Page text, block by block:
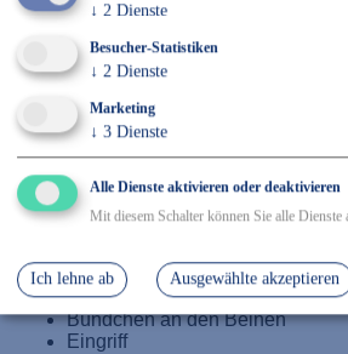
↓ 2 Dienste
Besucher-Statistiken
↓ 2 Dienste
Marketing
↓ 3 Dienste
Alle Dienste aktivieren oder deaktivieren
Mit diesem Schalter können Sie alle
Ich lehne ab Ausgewählte akzeptieren
✓ Kostenfreier Versand innerhalb DE
✓ Versand mit DHL
✓ Kostenfreier Rückversand
✓ Sicher Einkaufen & Bezahlen
Details
Gummizug im Bund
Bündchen an den Beinen
Eingriff